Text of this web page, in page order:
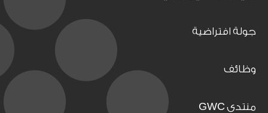
جولة افتراضية
وظائف
منتدى GWC